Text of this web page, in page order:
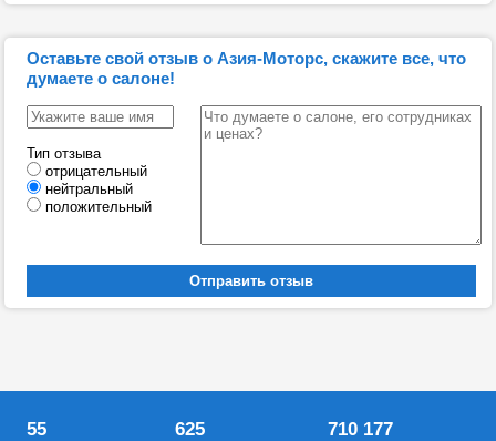
Оставьте свой отзыв о Азия-Моторс, скажите все, что
думаете о салоне!
Тип отзыва
отрицательный
нейтральный
положительный
55 625 710 177